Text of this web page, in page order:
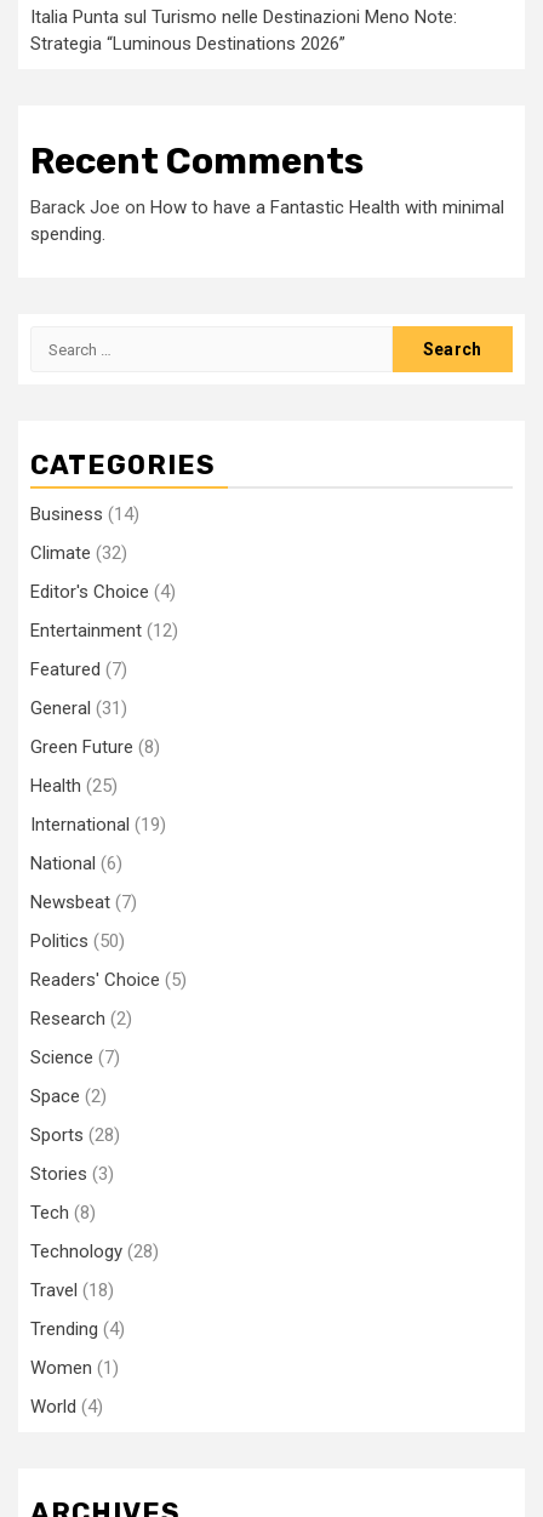
Italia Punta sul Turismo nelle Destinazioni Meno Note:
Strategia “Luminous Destinations 2026”
Recent Comments
Barack Joe on How to have a Fantastic Health with minimal
spending.
Search
CATEGORIES
Business (14)
Climate (32)
Editor's Choice (4)
Entertainment (12)
Featured (7)
General (31)
Green Future (8)
Health (25)
International (19)
National (6)
Newsbeat (7)
Politics (50)
Readers' Choice (5)
Research (2)
Science (7)
Space (2)
Sports (28)
Stories (3)
Tech (8)
Technology (28)
Travel (18)
Trending (4)
Women (1)
World (4)